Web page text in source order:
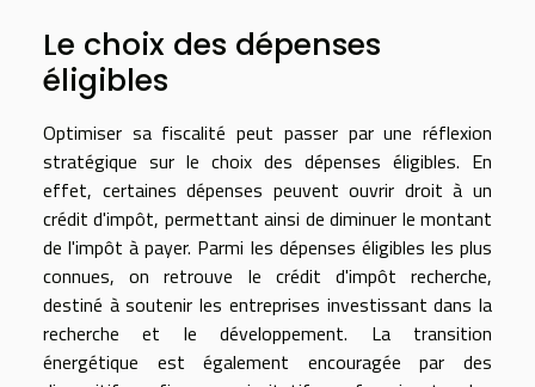
Le choix des dépenses
éligibles
Optimiser sa fiscalité peut passer par une réflexion
stratégique sur le choix des dépenses éligibles. En
effet, certaines dépenses peuvent ouvrir droit à un
crédit d'impôt, permettant ainsi de diminuer le montant
de l'impôt à payer. Parmi les dépenses éligibles les plus
connues, on retrouve le crédit d'impôt recherche,
destiné à soutenir les entreprises investissant dans la
recherche et le développement. La transition
énergétique est également encouragée par des